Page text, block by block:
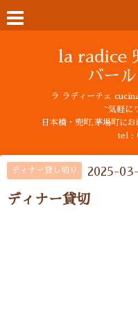
la radice
バー
ラ ラディーチェ
~気軽に
日本橋・兜町,茅場町に
tel :
ディナー貸し切り 2025-
ディナー貸切